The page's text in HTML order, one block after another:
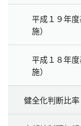
平成１９年
施）
平成１８年
施）
健全化判断比